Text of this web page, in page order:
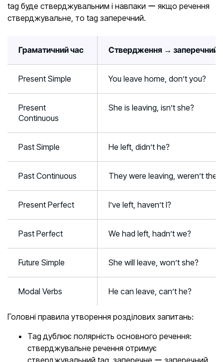
tag буде стверджувальним і навпаки ー якщо речення
стверджувальне, то tag заперечний.
Граматичний час Ствердження → заперечний
Present Simple You leave home, don’t you?
Present
Continuous
She is leaving, isn’t she?
Past Simple He left, didn’t he?
Past Continuous They were leaving, weren’t
Present Perfect I’ve left, haven’t I?
Past Perfect We had left, hadn’t we?
Future Simple She will leave, won’t she?
Modal Verbs He can leave, can’t he?
Головні правила утворення розділових запитань:
Tag дублює полярність основного речення:
стверджувальне речення отримує
стверджувальний tag, заперечне ー заперечний.